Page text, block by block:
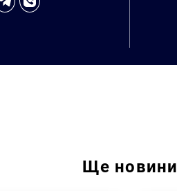
Ще новини